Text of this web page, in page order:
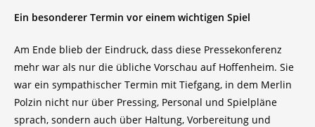
Ein besonderer Termin vor einem wichtigen Spiel
Am Ende blieb der Eindruck, dass diese Pressekonferenz
mehr war als nur die übliche Vorschau auf Hoffenheim. Sie
war ein sympathischer Termin mit Tiefgang, in dem Merlin
Polzin nicht nur über Pressing, Personal und Spielpläne
sprach, sondern auch über Haltung, Vorbereitung und